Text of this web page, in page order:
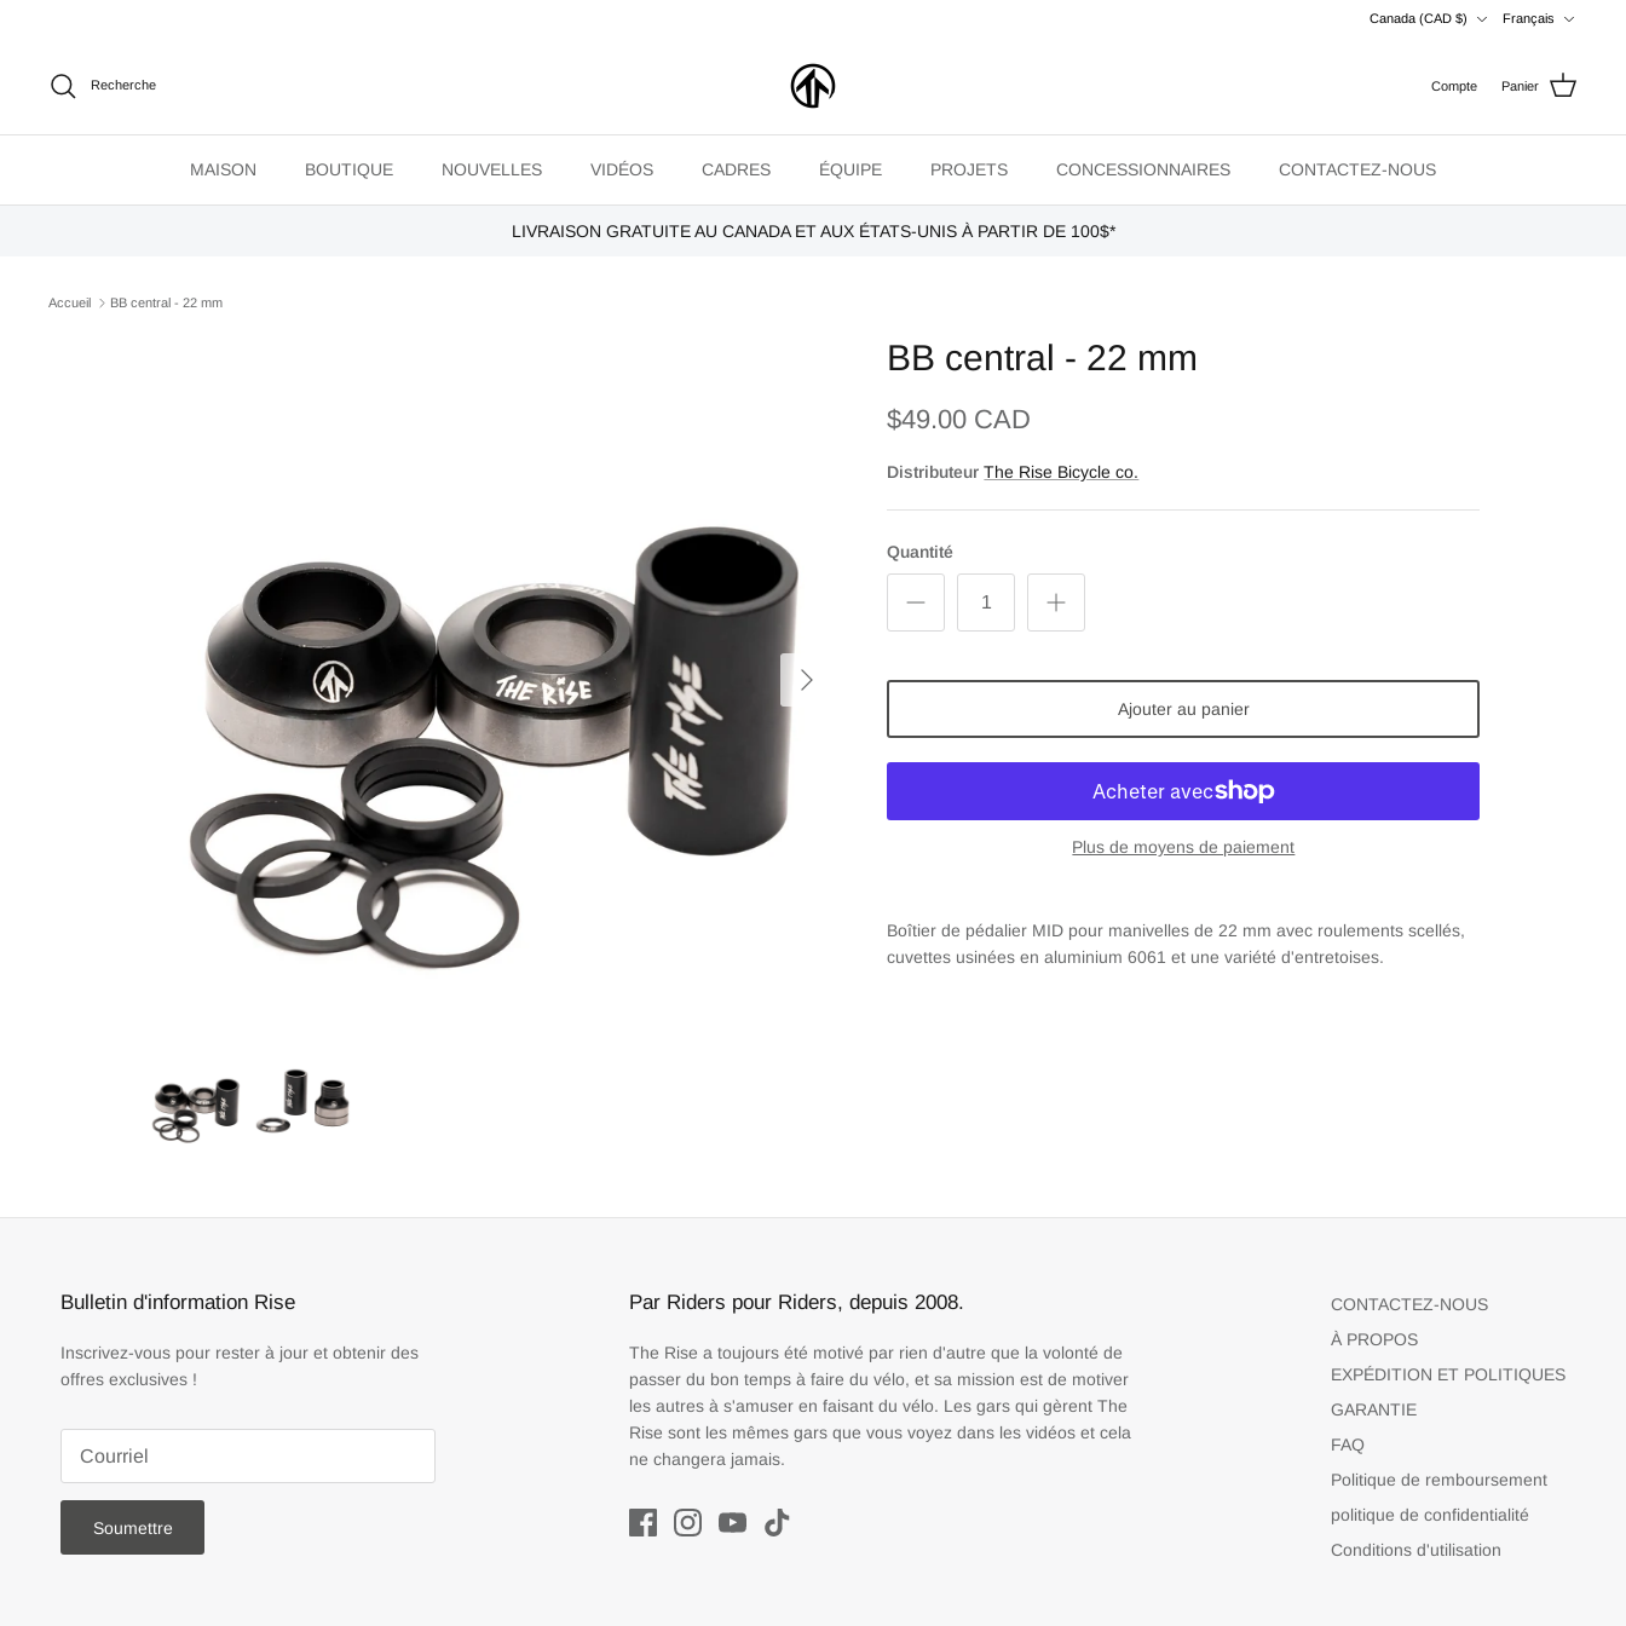
Canada (CAD $) Français
Recherche Compte Panier
MAISON BOUTIQUE NOUVELLES VIDÉOS CADRES ÉQUIPE PROJETS CONCESSIONNAIRES CONTACTEZ-NOUS
LIVRAISON GRATUITE AU CANADA ET AUX ÉTATS-UNIS À PARTIR DE 100$*
Accueil BB central - 22 mm
BB central - 22 mm
$49.00 CAD
Distributeur The Rise Bicycle co.
Quantité
Ajouter au panier
Plus de moyens de paiement
Boîtier de pédalier MID pour manivelles de 22 mm avec roulements scellés,
cuvettes usinées en aluminium 6061 et une variété d'entretoises.
Bulletin d'information Rise
Inscrivez-vous pour rester à jour et obtenir des
offres exclusives !
Soumettre
Par Riders pour Riders, depuis 2008.
The Rise a toujours été motivé par rien d'autre que la volonté de
passer du bon temps à faire du vélo, et sa mission est de motiver
les autres à s'amuser en faisant du vélo. Les gars qui gèrent The
Rise sont les mêmes gars que vous voyez dans les vidéos et cela
ne changera jamais.
CONTACTEZ-NOUS
À PROPOS
EXPÉDITION ET POLITIQUES
GARANTIE
FAQ
Politique de remboursement
politique de confidentialité
Conditions d'utilisation